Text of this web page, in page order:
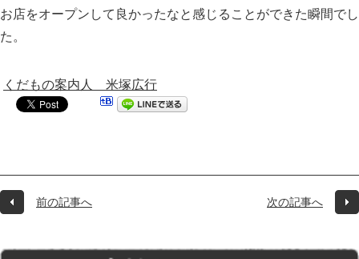
お店をオープンして良かったなと感じることができた瞬間でし
た。
くだもの案内人 米塚広行
前の記事へ 次の記事へ